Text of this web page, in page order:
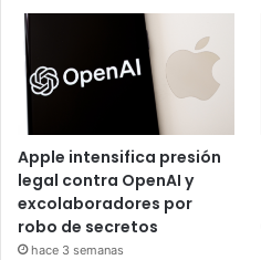
Apple intensifica presión
legal contra OpenAI y
excolaboradores por
robo de secretos
hace 3 semanas